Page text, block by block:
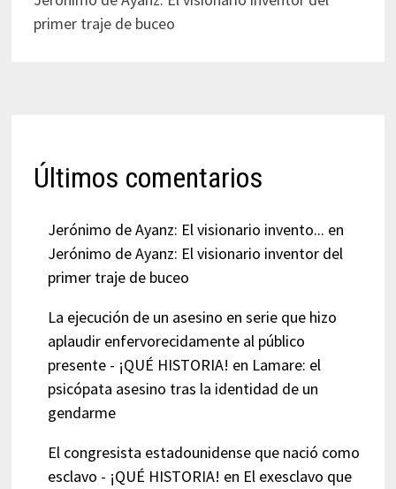
primer traje de buceo
Últimos comentarios
Jerónimo de Ayanz: El visionario invento... en
Jerónimo de Ayanz: El visionario inventor del
primer traje de buceo
La ejecución de un asesino en serie que hizo
aplaudir enfervorecidamente al público
presente - ¡QUÉ HISTORIA! en Lamare: el
psicópata asesino tras la identidad de un
gendarme
El congresista estadounidense que nació como
esclavo - ¡QUÉ HISTORIA! en El exesclavo que